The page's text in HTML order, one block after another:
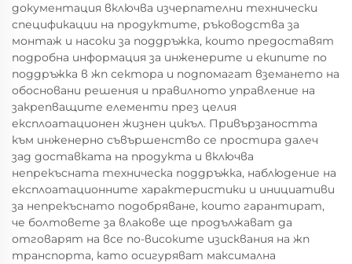
документация включва изчерпателни технически
спецификации на продуктите, ръководства за
монтаж и насоки за поддръжка, които предоставят
подробна информация за инженерите и екипите по
поддръжка в жп сектора и подпомагат вземането на
обосновани решения и правилното управление на
закрепващите елементи през целия
експлоатационен жизнен цикъл. Привързаността
към инженерно съвършенство се простира далеч
зад доставката на продукта и включва
непрекъсната техническа поддръжка, наблюдение на
експлоатационните характеристики и инициативи
за непрекъснато подобряване, които гарантират,
че болтовете за влакове ще продължават да
отговарят на все по-високите изисквания на жп
транспорта, като осигуряват максимална